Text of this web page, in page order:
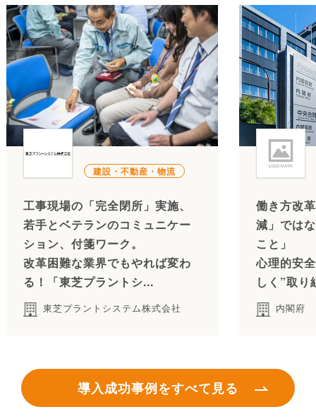
建設・不動産・物流
工事現場の「完全閉所」実施、
若手とベテランのコミュニケー
ション、付箋ワーク。
改革困難な業界でもやれば変わ
る！「東芝プラントシ...
東芝プラントシステム株式会社
働き方改
減」では
こと」
心理的安
しく”取り
内閣府
導入成功事例をすべて見る